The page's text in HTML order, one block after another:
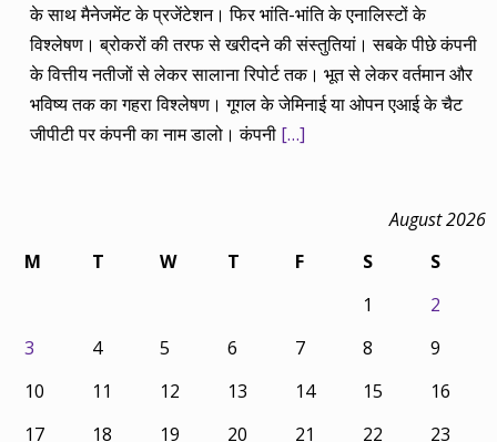
के साथ मैनेजमेंट के प्रजेंटेशन। फिर भांति-भांति के एनालिस्टों के
विश्लेषण। ब्रोकरों की तरफ से खरीदने की संस्तुतियां। सबके पीछे कंपनी
के वित्तीय नतीजों से लेकर सालाना रिपोर्ट तक। भूत से लेकर वर्तमान और
भविष्य तक का गहरा विश्लेषण। गूगल के जेमिनाई या ओपन एआई के चैट
जीपीटी पर कंपनी का नाम डालो। कंपनी […]
August 2026
M
T W T F S
S
1
2
3
4 5 6 7 8
9
10
11 12 13 14 15
16
17
18 19 20 21 22 23